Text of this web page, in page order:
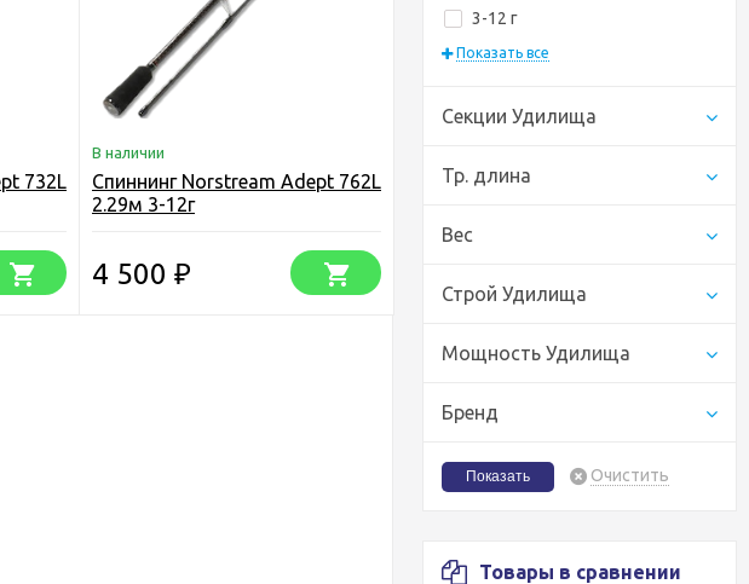
3-12 г
Показать все
Секции Удилища
Тр. длина
Вес
Строй Удилища
Мощность Удилища
Бренд
Очистить
Товары в сравнении
732L
В наличии
Спиннинг Norstream Adept 762L
2.29м 3-12г
4 500 ₽